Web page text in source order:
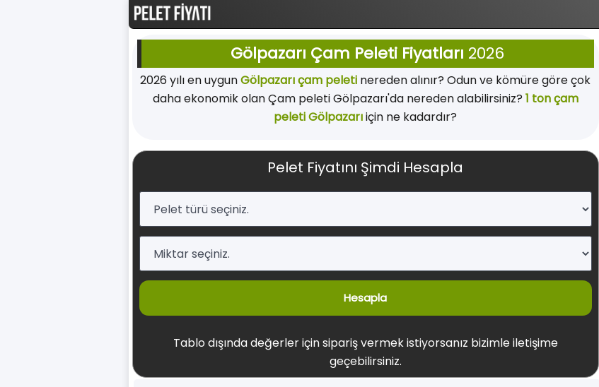
Gölpazarı Çam Peleti Fiyatları 2026
2026 yılı en uygunGölpazarı çam peleti nereden alınır? Odun ve kömüre göre çok
daha ekonomik olan Çam peleti Gölpazarı'da nereden alabilirsiniz? 1 ton çam
peleti Gölpazarıiçin ne kadardır?
Pelet Fiyatını Şimdi Hesapla
Hesapla
Tablo dışında değerler için sipariş vermek istiyorsanız bizimle iletişime
geçebilirsiniz.